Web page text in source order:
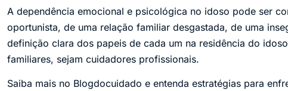
A dependência emocional e psicológica no idoso pode ser
oportunista, de uma relação familiar desgastada, de uma
definição clara dos papeis de cada um na residência do
familiares, sejam cuidadores profissionais.
Saiba mais no Blogdocuidado e entenda estratégias para